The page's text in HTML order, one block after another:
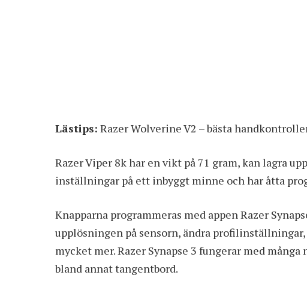
Lästips: Razer Wolverine V2 – bästa
Razer Viper 8k har en vikt på 71 gram, kan lagra
inställningar på ett inbyggt minne och har åtta
Knapparna programmeras med appenRazer
upplösningen på sensorn, ändra
mycket mer. Razer Synapse 3 fungerar med
bland annat tangentbord.